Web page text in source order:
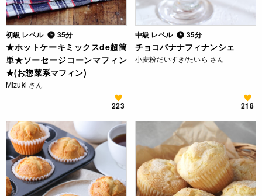
初級 レベル 35分
★ホットケーキミックスde超簡
単★ソーセージコーンマフィン
★(お惣菜系マフィン)
Mizuki さん
223
中級 レベル 35分
チョコバナナフィナンシェ
小麦粉だいすき/たいら さん
218